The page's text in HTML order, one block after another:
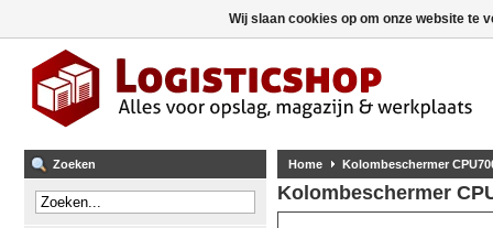
Zoeken Home Kolombeschermer
Kolombeschermer
Wij slaan cookies op om onze website te